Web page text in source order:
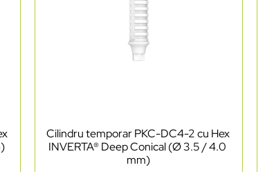
Cilindru temporar PKC-DC4-2 cu Hex
INVERTA® Deep Conical (Ø 3.5 / 4.0
mm)